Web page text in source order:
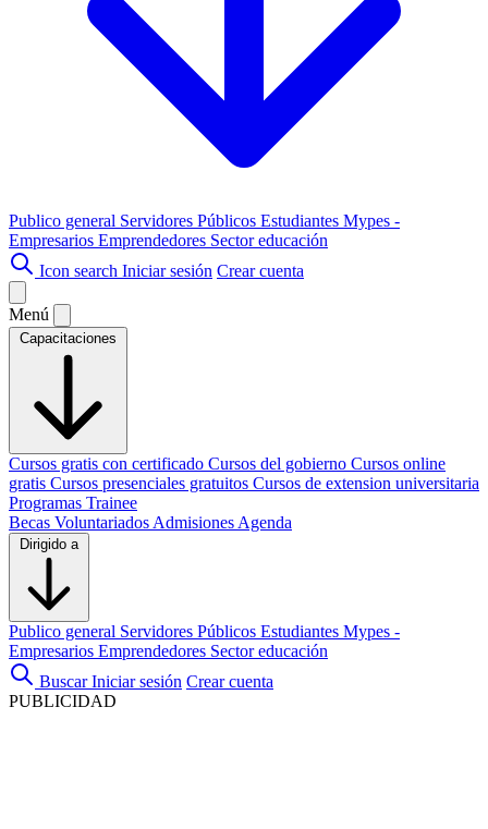
Publico general Servidores Públicos Estudiantes Mypes -
Empresarios Emprendedores Sector educación
Icon search Iniciar sesión Crear cuenta
Menú
Capacitaciones
Cursos gratis con certificado Cursos del gobierno Cursos online
gratis Cursos presenciales gratuitos Cursos de extension universitaria
Programas Trainee
Becas Voluntariados Admisiones Agenda
Dirigido a
Publico general Servidores Públicos Estudiantes Mypes -
Empresarios Emprendedores Sector educación
Buscar Iniciar sesión Crear cuenta
PUBLICIDAD